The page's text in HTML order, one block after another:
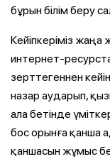
бұрын білім беру
Кейіпкеріміз
интернет-
зерттегеннен
назар аударып,
ала бетінде
бос орынға қанша
қаншасын жұмыс